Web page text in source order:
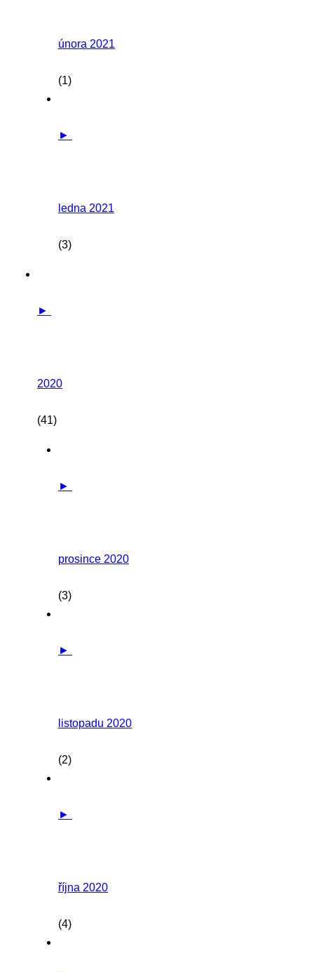
února 2021
(1)
►
ledna 2021
(3)
►
2020
(41)
►
prosince 2020
(3)
►
listopadu 2020
(2)
►
října 2020
(4)